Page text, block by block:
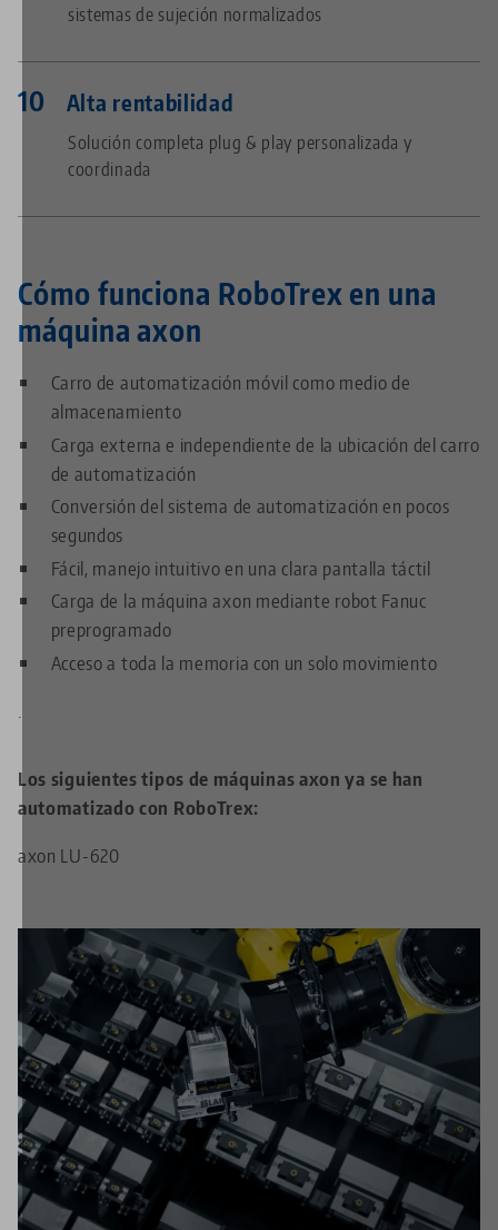
sistemas de sujeción normalizados
Alta rentabilidad
Solución completa plug & play personalizada y
coordinada
Cómo funciona RoboTrex en una
máquinaaxon
Carro de automatización móvil como medio de
almacenamiento
Carga externa e independiente de la ubicación del carro
de automatización
Conversión del sistema de automatización en pocos
segundos
Fácil, manejo intuitivo en una clara pantalla táctil
Carga de la máquinaaxon mediante robot Fanuc
preprogramado
Acceso a toda la memoria con un solo movimiento
Los siguientes tipos de máquinas axon ya se han
automatizado con RoboTrex:
axon LU-620